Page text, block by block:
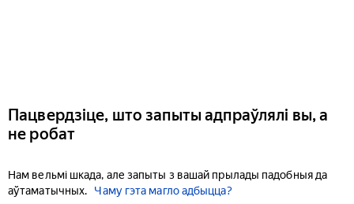
Пацвердзіце, што запыты адпраўлялі вы, а
не робат
Нам вельмі шкада, але запыты з вашай прылады падобныя да
аўтаматычных.
Чаму гэта магло адбыцца?